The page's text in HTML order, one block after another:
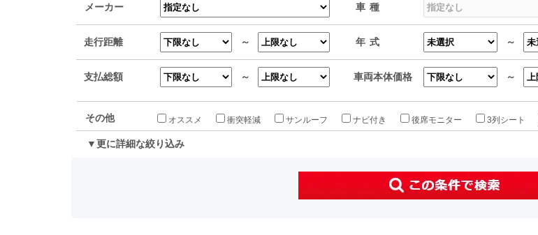
メーカー 車種
走行距離 ～ 年式 ～
支払総額 ～ 車両本体価格 ～
その他 オススメ 衝突軽減 サンルーフ ナビ付き 後席モニター 3列シート
▼更に詳細な絞り込み